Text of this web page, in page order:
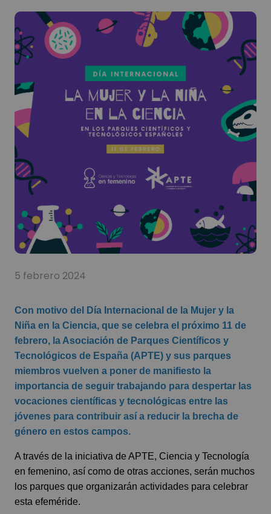
5 febrero 2024
Con motivo del Día Internacional de la Mujer y la
Niña en la Ciencia, que se celebra el próximo 11 de
febrero, la Asociación de Parques Científicos y
Tecnológicos de España (APTE) y sus parques
miembros vuelven a poner de manifiesto la
importancia de seguir trabajando para despertar las
vocaciones científicas y tecnológicas entre las
jóvenes para contribuir así a reducir la brecha de
género en estos campos.
A través de la iniciativa de APTE, Ciencia y Tecnología
en femenino, así como de otras acciones, serán muchos
los parques que organizarán actividades para celebrar
esta efeméride.